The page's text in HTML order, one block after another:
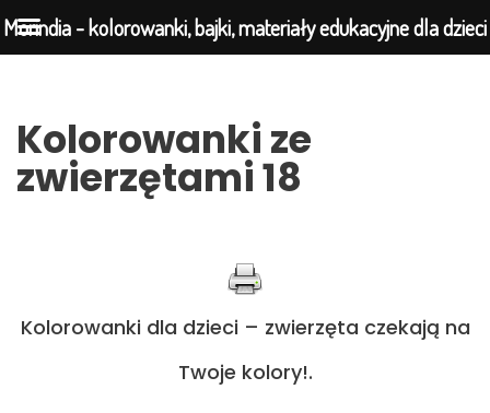
do
treści
Kolorowanki ze
zwierzętami 18
Kolorowanki dla dzieci – zwierzęta czekają na
Twoje kolory!.
Morindia - kolorowanki, bajki, materiały edukacyjne dla dzieci